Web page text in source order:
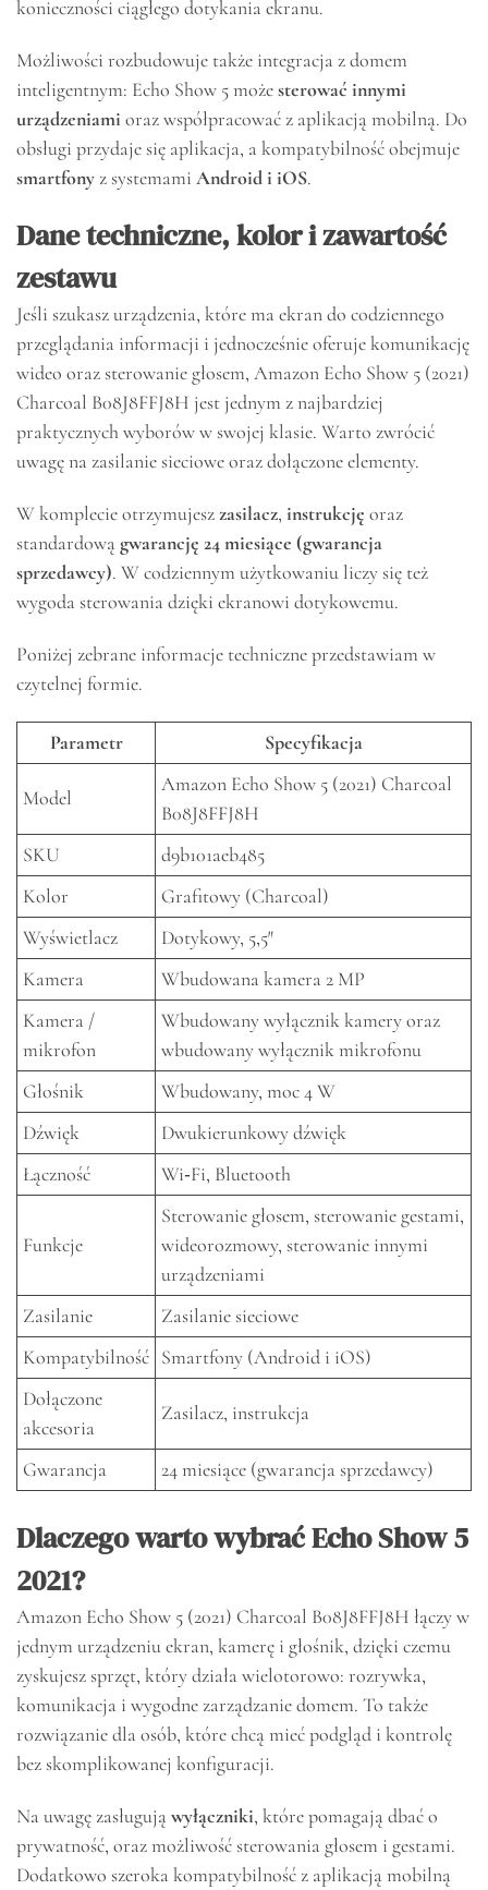
konieczności ciągłego dotykania ekranu.
Możliwości rozbudowuje także integracja z domem
inteligentnym: Echo Show 5 możesterować innymi
urządzeniami oraz współpracować z aplikacją mobilną. Do
obsługi przydaje się aplikacja, a kompatybilność obejmuje
smartfonyz systemami Android i iOS.
Dane techniczne, kolor i zawartość
zestawu
Jeśli szukasz urządzenia, które ma ekran do codziennego
przeglądania informacji i jednocześnie oferuje komunikację
wideo oraz sterowanie głosem, Amazon Echo Show 5 (2021)
Charcoal B08J8FFJ8H jest jednym z najbardziej
praktycznych wyborów w swojej klasie. Warto zwrócić
uwagę na zasilanie sieciowe oraz dołączone elementy.
W komplecie otrzymujeszzasilacz, instrukcję oraz
standardowągwarancję 24 miesiące (gwarancja
sprzedawcy). W codziennym użytkowaniu liczy się też
wygoda sterowania dzięki ekranowi dotykowemu.
Poniżej zebrane informacje techniczne przedstawiam w
czytelnej formie.
Parametr Specyfikacja
Model
Amazon Echo Show 5 (2021) Charcoal
B08J8FFJ8H
SKU
d9b101aeb485
Kolor
Grafitowy (Charcoal)
Wyświetlacz
Dotykowy, 5,5″
Kamera
Wbudowana kamera 2 MP
Kamera /
mikrofon
Wbudowany wyłącznik kamery oraz
wbudowany wyłącznik mikrofonu
Głośnik
Wbudowany, moc 4 W
Dźwięk
Dwukierunkowy dźwięk
Łączność
Wi‑Fi, Bluetooth
Funkcje
Sterowanie głosem, sterowanie gestami,
wideorozmowy, sterowanie innymi
urządzeniami
Zasilanie
Zasilanie sieciowe
Kompatybilność Smartfony (Android i iOS)
Dołączone
akcesoria
Zasilacz, instrukcja
Gwarancja 24 miesiące (gwarancja sprzedawcy)
Dlaczego warto wybrać Echo Show 5
2021?
Amazon Echo Show 5 (2021) Charcoal B08J8FFJ8H łączy w
jednym urządzeniu ekran, kamerę i głośnik, dzięki czemu
zyskujesz sprzęt, który działa wielotorowo: rozrywka,
komunikacja i wygodne zarządzanie domem. To także
rozwiązanie dla osób, które chcą mieć podgląd i kontrolę
bez skomplikowanej konfiguracji.
Na uwagę zasługująwyłączniki, które pomagają dbać o
prywatność, oraz możliwość sterowania głosem i gestami.
Dodatkowo szeroka kompatybilność z aplikacją mobilną